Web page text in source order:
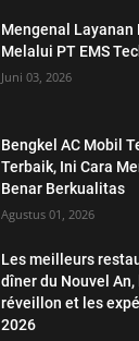
Mengenal Layanan
Melalui PT EMS
Juni 03, 2026
Bengkel AC Mobil
Terbaik, Ini Cara
Benar Berkualitas
Agustus 01, 2026
Les meilleurs
dîner du Nouvel
réveillon et les
2026